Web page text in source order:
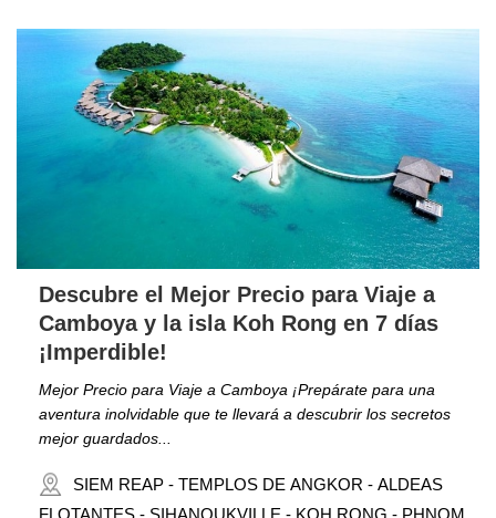
Descubre el Mejor Precio para Viaje a
Camboya y la isla Koh Rong en 7 días
¡Imperdible!
Mejor Precio para Viaje a Camboya ¡Prepárate para una
aventura inolvidable que te llevará a descubrir los secretos
mejor guardados...
SIEM REAP - TEMPLOS DE ANGKOR - ALDEAS
FLOTANTES - SIHANOUKVILLE - KOH RONG - PHNOM